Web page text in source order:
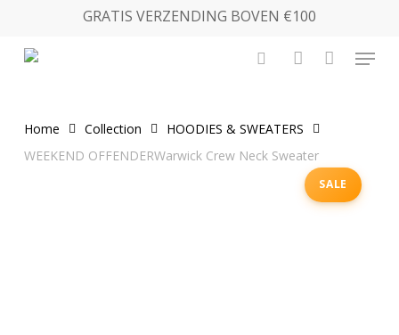
main
GRATIS VERZENDING BOVEN €100
Menu
Home Collection
HOODIES & SWEATERS
WEEKEND OFFENDERWarwick Crew Neck Sweater
SALE